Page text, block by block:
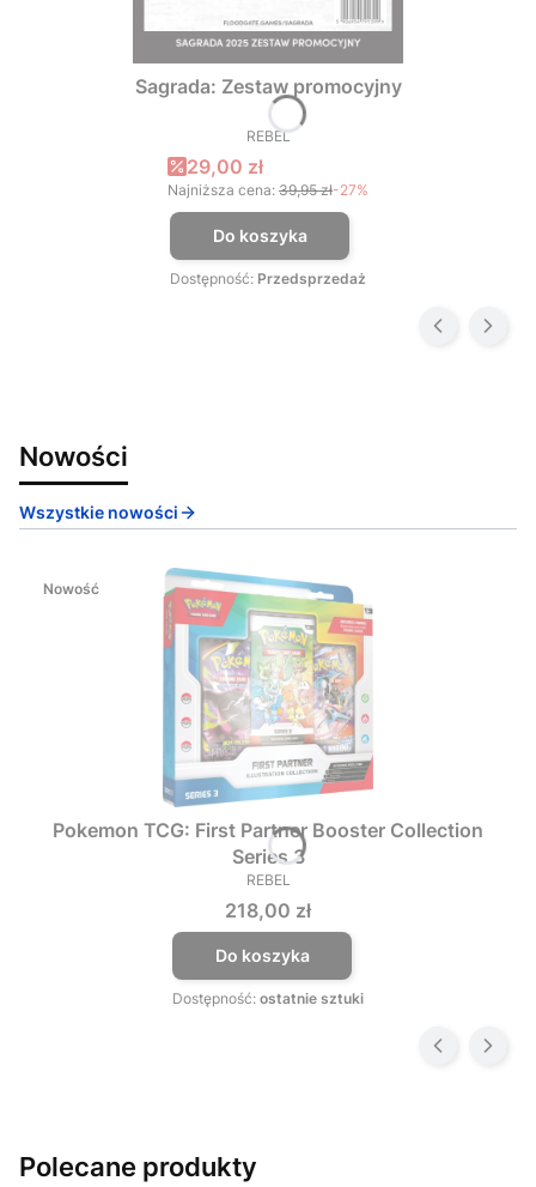
Sagrada: Zestaw promocyjny
PRODUCENT
REBEL
Cena promocyjna
29,00 zł
Najniższa cena: 39,95 zł-27%
Do koszyka
Dostępność: Przedsprzedaż
Nowości
Wszystkie nowości
Nowość
Pokemon TCG: First Partner Booster Collection
Series 3
PRODUCENT
REBEL
Cena
218,00 zł
Do koszyka
Dostępność: ostatnie sztuki
Polecane produkty